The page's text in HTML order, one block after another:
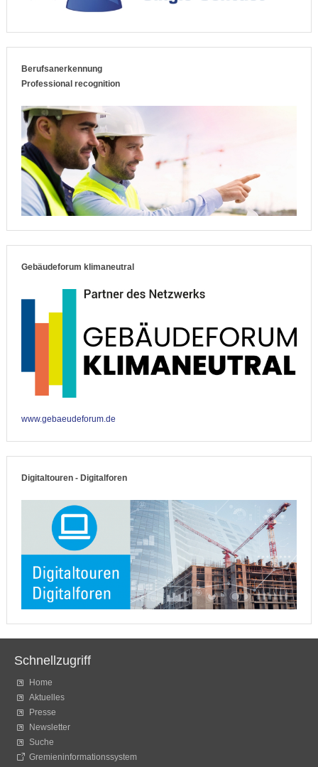
Berufsanerkennung
Professional recognition
Gebäudeforum klimaneutral
www.gebaeudeforum.de
Digitaltouren - Digitalforen
Schnellzugriff
Home
Aktuelles
Presse
Newsletter
Suche
Gremieninformationssystem